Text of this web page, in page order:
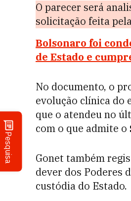
Pesquisa
O parecer será
solicitação feita
Bolsonaro foi
de Estado e
No documento, o
evolução clínica do
que o atendeu no
com o que admite o
Gonet também
dever dos Poderes
custódia do Estado.